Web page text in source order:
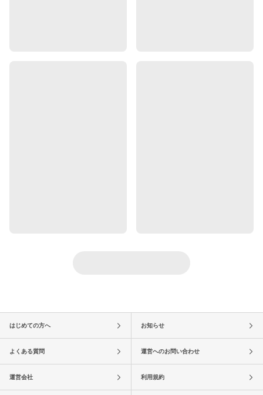
はじめての方へ お知らせ
よくある質問 運営へのお問い合わせ
運営会社 利用規約